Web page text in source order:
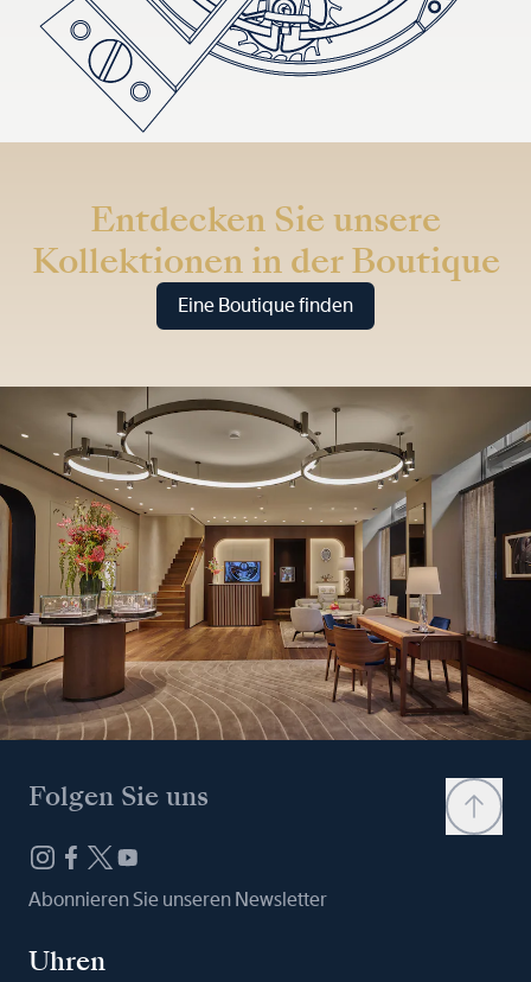
Entdecken Sie unsere
Kollektionen in der Boutique
Eine Boutique finden
Folgen Sie uns
Abonnieren Sie unseren Newsletter
Uhren